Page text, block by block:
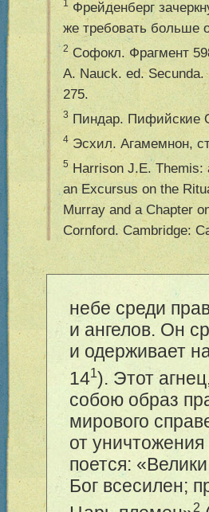
1 Фрейденберг
же требовать больше
2 Софокл. Фрагмент
A. Nauсk. ed.
275.
3 Пиндар. Пифийские
4 Эсхил. Агамемнон,
5 Harrison J.E. Themis:
an Excursus on the
Murray and a Chapter
Cornford. Cambridge:
небе среди
и ангелов. Он
и одерживает
141). Этот
собою образ
мирового
от
поется:
Бог всесилен;
2